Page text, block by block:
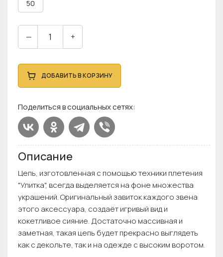
50
— +
ДОБАВИТЬ В КОРЗИНУ
Поделиться в социальных сетях:
Описание
Цепь, изготовленная с помощью техники плетения
"Улитка", всегда выделяется на фоне множества
украшений. Оригинальный завиток каждого звена
этого аксессуара, создаёт игривый вид и
кокетливое сияние. Достаточно массивная и
заметная, такая цепь будет прекрасно выглядеть
как с декольте, так и на одежде с высоким воротом.